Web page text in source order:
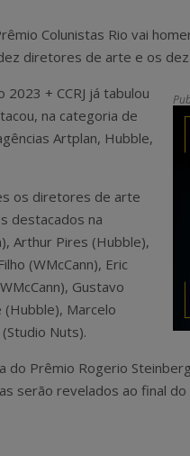
Colunistas Rio vai
diretores de arte e os
2023 + CCRJ já tabulou
na categoria de
Artplan, Hubble,
os diretores de arte
destacados na
Arthur Pires (Hubble),
(WMcCann), Eric
Gustavo
(Hubble), Marcelo
Nuts).
do Prêmio Rogerio
serão revelados ao final